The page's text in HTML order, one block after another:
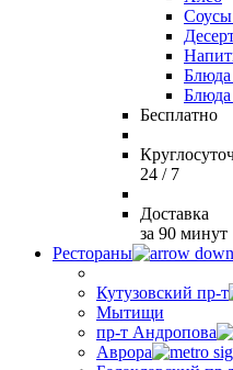
Блюда
Блюда
Бесплатно
24 / 7
Доставка
за 90 минут
Рестораны
Кутузовский пр-т
Мытищи
пр-т Андропова
Аврора